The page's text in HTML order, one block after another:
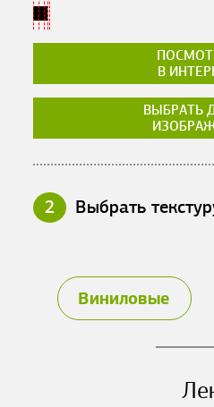
В
ВЫБРАТЬ
2 Выбрать
Виниловые